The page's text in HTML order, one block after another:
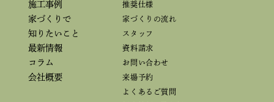
施工事例
家づくりで
知りたいこと
最新情報
コラム
会社概要
推奨仕様
家づくりの流れ
スタッフ
資料請求
お問い合わせ
来場予約
よくあるご質問